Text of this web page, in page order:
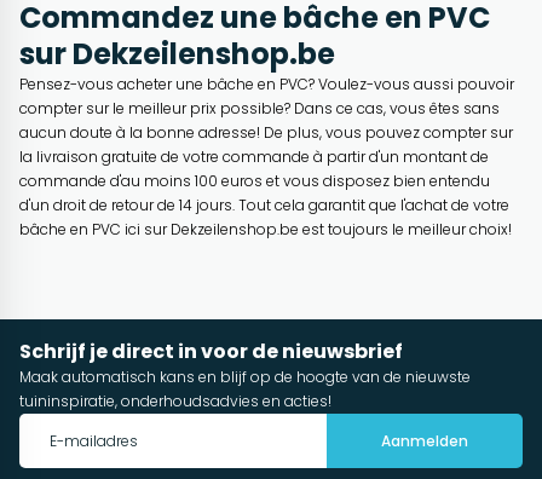
Commandez une bâche en PVC
sur Dekzeilenshop.be
Pensez-vous acheter une bâche en PVC? Voulez-vous aussi pouvoir
compter sur le meilleur prix possible? Dans ce cas, vous êtes sans
aucun doute à la bonne adresse! De plus, vous pouvez compter sur
la livraison gratuite de votre commande à partir d'un montant de
commande d'au moins 100 euros et vous disposez bien entendu
d'un droit de retour de 14 jours. Tout cela garantit que l'achat de votre
bâche en PVC ici sur Dekzeilenshop.be est toujours le meilleur choix!
Schrijf je direct in voor de nieuwsbrief
Maak automatisch kans en blijf op de hoogte van de nieuwste
tuininspiratie, onderhoudsadvies en acties!
Aanmelden